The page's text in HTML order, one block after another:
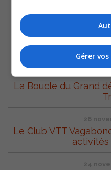
6
Le jeune prodige
La Boucle du Grand
26
Le Club VTT
24
Gérer